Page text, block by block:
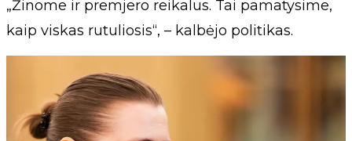
„Žinome ir premjero reikalus. Tai pamatysime,
kaip viskas rutuliosis“, – kalbėjo politikas.